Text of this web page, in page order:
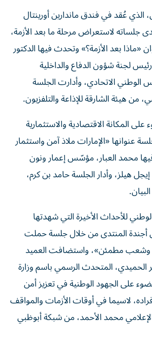
عُقد في فندق ماندارين أورينتال
جلساته لاستعراض مرحلة ما بعد الأزمة،
بعد الأزمة؟» وتحدث فيها الدكتور
لجنة شؤون الدفاع والداخلية
الوطني الاتحادي، وأدارت الجلسة
من هيئة الشارقة للإذاعة والتلفزيون.
المكانة الاقتصادية والاستثمارية
عنوانها «الإمارات ملاذ آمن واستثمار
محمد العبار، مؤسّس إعمار ونون
هيلز، وأدار الجلسة حامد بن كرم،
للأحداث الأخيرة التي شهدتها
أجندة المنتدى من خلال جلسة حملت
وشعب مطمئن»، واستضافت العميد
الحميدي، المتحدث الرسمي باسم وزارة
على الجهود الوطنية في تعزيز أمن
لاسيما في أوقات الأزمات والمواقف
الإعلامي محمد الأحمد، من شبكة أبوظبي